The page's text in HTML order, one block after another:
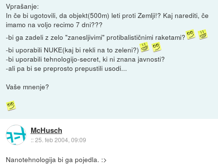
Vprašanje:
In če bi ugotovili, da objekt(500m) leti proti Zemlji!? Kaj narediti, če
imamo na voljo recimo 7 dni???
-bi ga zadeli z zelo "zanesljivimi" protibalističnimi raketami?
-bi uporabili NUKE(kaj bi rekli na to zeleni?)
-bi uporabili tehnologijo-secret, ki ni znana javnosti?
-ali pa bi se preprosto prepustili usodi...
Vaše mnenje?
McHusch
::25. feb 2004, 09:09
Nanotehnologija bi ga pojedla. :>